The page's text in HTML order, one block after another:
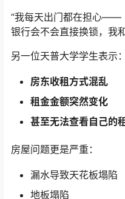
“我每天出门都在担心——
银行会不会直接换锁，我
另一位天普大学学生表示：
房东收租方式混乱
租金金额突然变化
甚至无法查看自己的
房屋问题更是严重：
漏水导致天花板塌陷
地板塌陷